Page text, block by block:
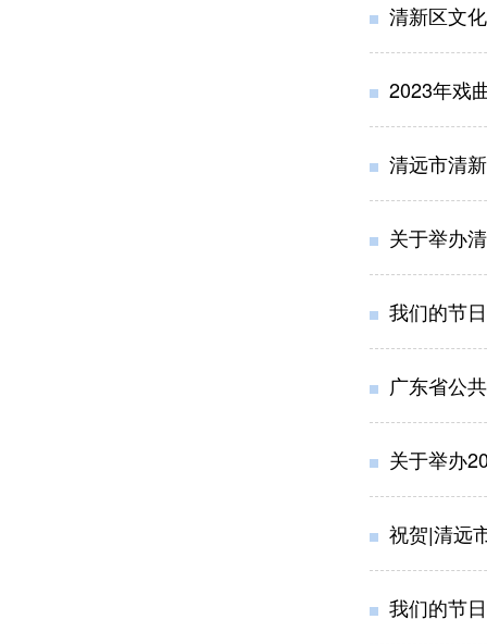
清新区文
2023年戏
清远市清
关于举办
我们的节
广东省公
关于举办
祝贺|清远
我们的节